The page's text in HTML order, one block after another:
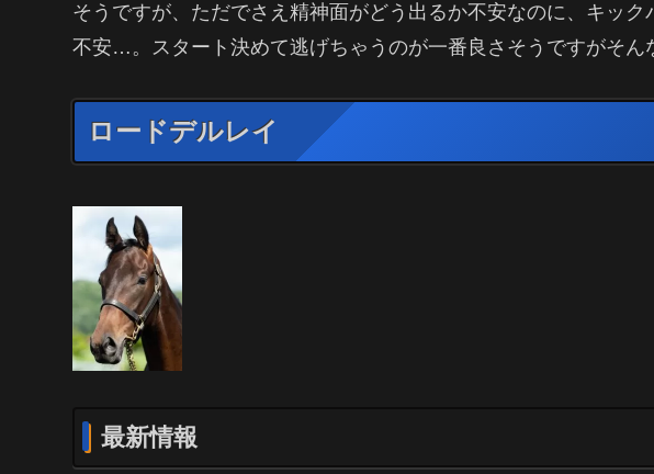
そうですが、ただでさえ精神面がどう出るか不安なのに、キッ
不安…。スタート決めて逃げちゃうのが一番良さそうですがそん
ロードデルレイ
最新情報